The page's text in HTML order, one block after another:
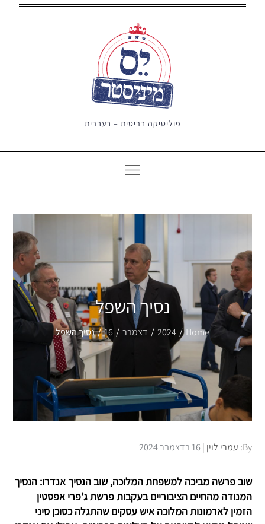
פוליטיקה בריטית – בעברית
נסיך השפל
Home
2024 דצמבר 16 נסיך השפל
By: עמרי לוין Posted
16 בדצמבר 2024
שוב פרשה מביכה למשפחת המלוכה, שוב הנסיך אנדרו: הנסיך
המנודה מהחיים הציבוריים בעקבות פרשת ג’פרי אפסטין
הזמין לארמונות המלוכה איש עסקים שהתגלה כסוכן סיני